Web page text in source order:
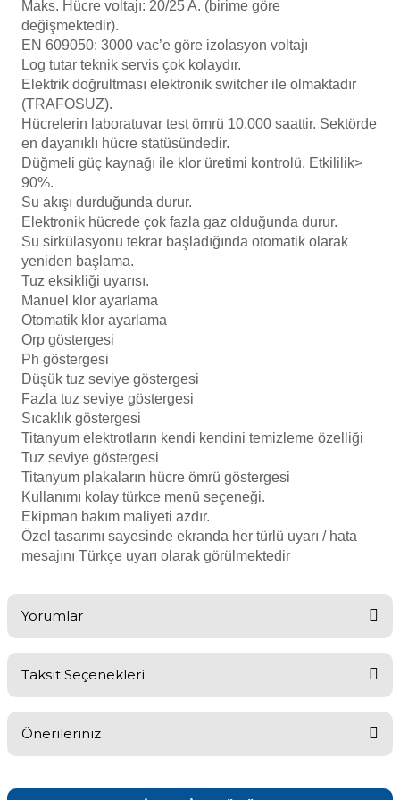
Havuz
Kapağı
Havuz Pompa
Havuz
Jakuzi Sauna
Kartuş Filtreler
Kuvars Cam
Olimpik Havuz
Yangın Pompası
Maks. Hücre voltajı: 20/25 A. (birime göre
değişmektedir).
EN 609050: 3000 vac’e göre izolasyon voltajı
Log tutar teknik servis çok kolaydır.
Elektrik doğrultması elektronik switcher ile olmaktadır
(TRAFOSUZ).
Hücrelerin laboratuvar test ömrü 10.000 saattir. Sektörde
en dayanıklı hücre statüsündedir.
Düğmeli güç kaynağı ile klor üretimi kontrolü. Etkililik>
90%.
Su akışı durduğunda durur.
Elektronik hücrede çok fazla gaz olduğunda durur.
Su sirkülasyonu tekrar başladığında otomatik olarak
yeniden başlama.
Tuz eksikliği uyarısı.
Manuel klor ayarlama
Otomatik klor ayarlama
Orp göstergesi
Ph göstergesi
Düşük tuz seviye göstergesi
Fazla tuz seviye göstergesi
Sıcaklık göstergesi
Titanyum elektrotların kendi kendini temizleme özelliği
Tuz seviye göstergesi
Titanyum plakaların hücre ömrü göstergesi
Kullanımı kolay türkce menü seçeneği.
Ekipman bakım maliyeti azdır.
Özel tasarımı sayesinde ekranda her türlü uyarı / hata
mesajını Türkçe uyarı olarak görülmektedir
Yorumlar
Tesisimiz için böylesi bir ürün arıyorduk. Sık
aldık.
Taksit Seçenekleri
Önerileriniz
konularda yetersiz gördüğünüz noktaları öneri formunu kullanarak